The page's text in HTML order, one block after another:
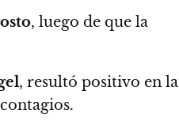
, luego de que la
, resultó positivo en la